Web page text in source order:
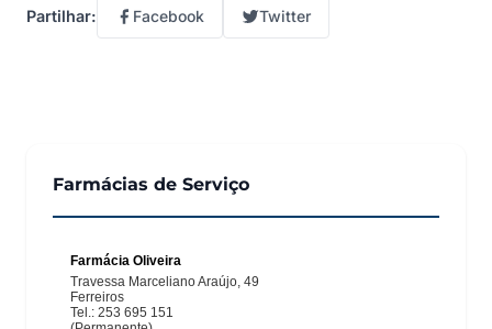
Partilhar: Facebook Twitter
Farmácias de Serviço